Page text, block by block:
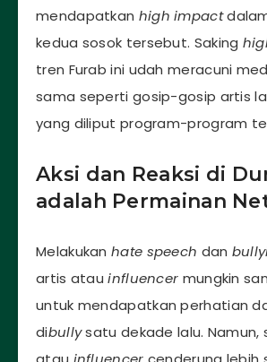
mendapatkan high impact
kedua sosok tersebut. Saking
tren Furab ini udah meracuni
sama seperti gosip-gosip artis
yang diliput program-program
Aksi dan Reaksi di
adalah Permainan
Melakukan hate speech dan
artis atauinfluencer mungkin
untuk mendapatkan perhatian
dibullysatu dekade lalu. Namun,